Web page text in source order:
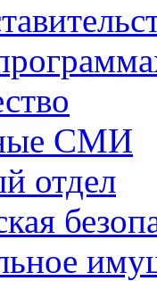
СМИ
отдел